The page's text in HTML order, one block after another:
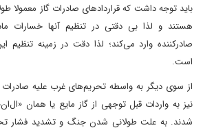
هستند و لذا بی دقتی در تنظیم آنها خسارات
صادرکننده وارد می‌کند؛ لذا دقت در زمینه تنظیم
است.
از سوی دیگر به واسطه تحریم‌های غرب علیه صادرات
نیز به واردات قبل توجهی از گاز مایع یا همان
شدند. به علت طولانی شدن جنگ و تشدید فشار